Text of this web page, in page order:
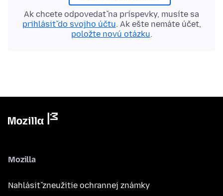
Ak chcete odpovedať na príspevky, musíte sa
prihlásiť do svojho účtu. Ak ešte nemáte účet,
položte novú otázku.
Mozilla
Nahlásiť zneužitie ochrannej známky